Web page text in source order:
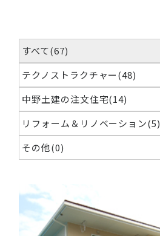
すべて(67)
テクノストラクチャー(48)
中野土建の注文住宅(14)
リフォーム＆リノベーション(5)
その他(0)